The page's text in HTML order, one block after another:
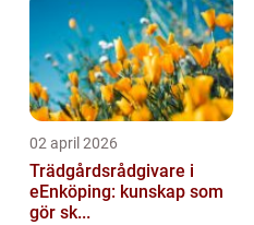
02 april 2026
Trädgårdsrådgivare i
eEnköping: kunskap som
gör sk...